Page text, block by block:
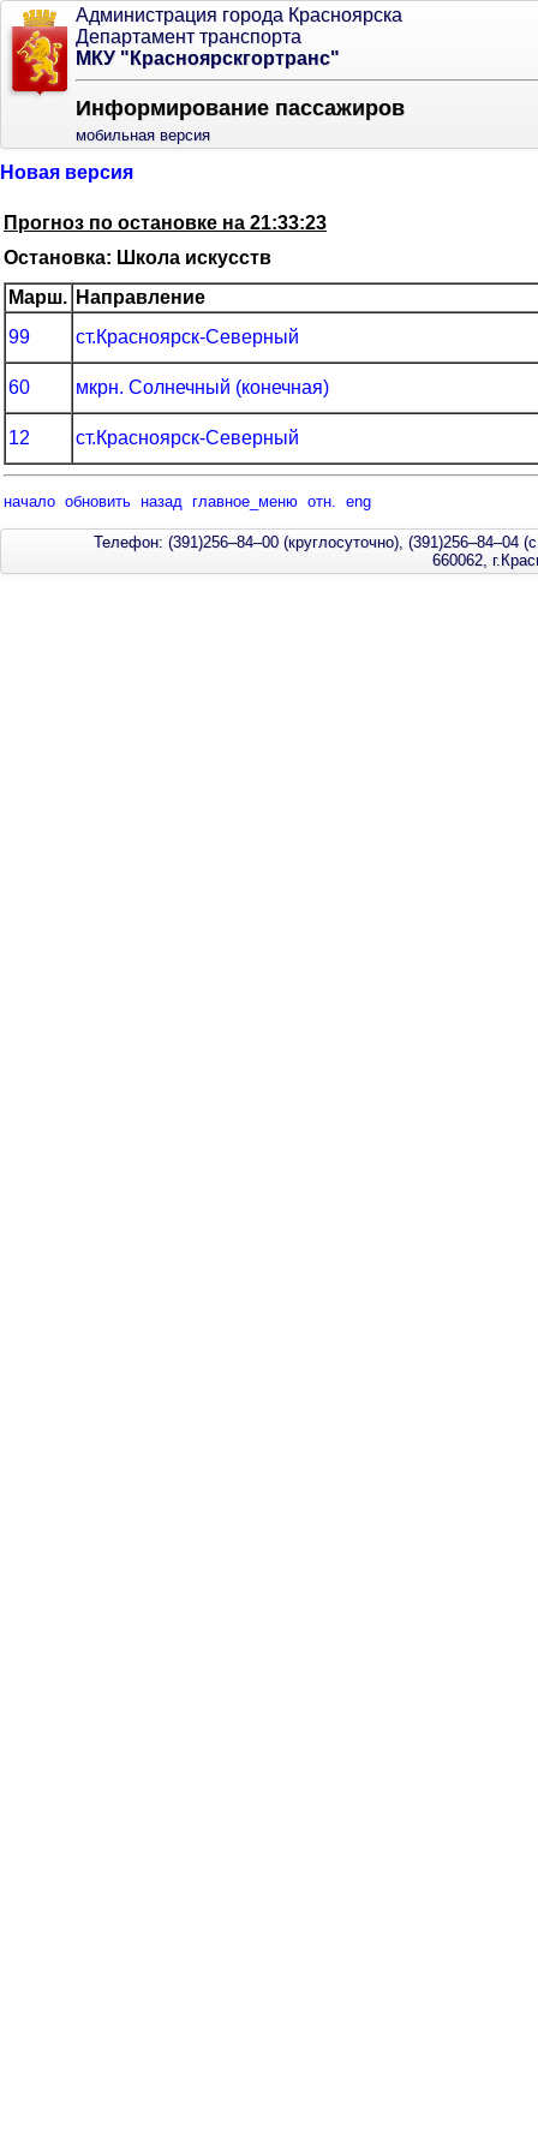
Администрация города Красноярска
Департамент транспорта
МКУ "Красноярскгортранс"
Информирование пассажиров
мобильная версия
Новая версия
Прогноз по остановке на 21:33:23
Остановка: Школа искусств
Марш. Направление
99
ст.Красноярск-Северный
60 мкрн. Солнечный (конечная)
12 ст.Красноярск-Северный
начало обновить назад главное_меню отн. eng
Телефон: (391)256–84–00 (круглосуточно), (391)256–84–04
660062,